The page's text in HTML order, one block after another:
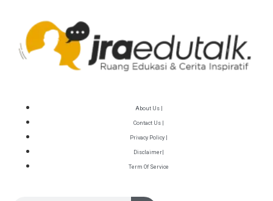
About Us |
Contact Us |
Privacy Policy |
Disclaimer|
Term Of Service